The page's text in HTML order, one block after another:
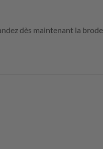
dès maintenant la